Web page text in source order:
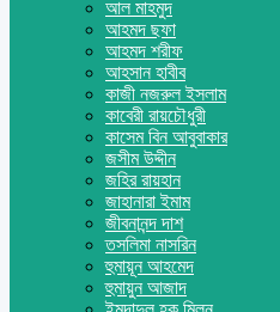
আল মাহমুদ
আহমদ ছফা
আহমদ শরীফ
আহসান হাবীব
কাজী নজরুল ইসলাম
কাবেরী রায়চৌধুরী
কাসেম বিন আবুবাকার
জসীম উদ্দীন
জহির রায়হান
জাহানারা ইমাম
জীবনানন্দ দাশ
তসলিমা নাসরিন
হুমায়ূন আহমেদ
হুমায়ুন আজাদ